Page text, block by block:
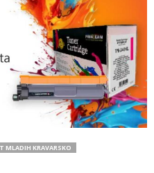
MLADIH KRAVARSKO